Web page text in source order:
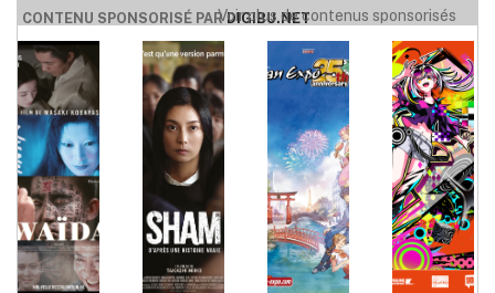
CONTENU SPONSORISÉ PARDIGIBU.NET
Voir plus de contenus sponsorisés